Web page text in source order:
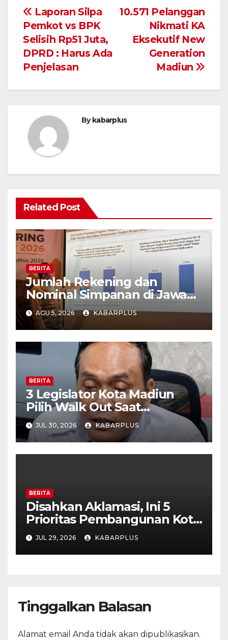
Navigasi
pos
10.571 Pelanggan
Nikmati KA
Eksekutif New
Generation
Madiun
Laporan Silpa
Pemkot vs BPK
Selisih Rp51 Juta,
DPRD : Harus Ada
Penjelasan
Bykabarplus
Related Post
BERITA
Jumlah Rekening dan
Nominal Simpanan di Jawa
Timur Meningkat 1,17% Year
on Year.
AGU 5, 2026 KABARPLUS
BERITA
3 Legislator Kota Madiun
Pilih Walk Out Saat
Paripurna
JUL 30, 2026 KABARPLUS
BERITA
Disahkan Aklamasi, Ini 5
Prioritas Pembangunan Kota
Madiun dalam KUA-PPAS
APBD 2027
JUL 29, 2026 KABARPLUS
Tinggalkan Balasan
Alamat email Anda tidak akan dipublikasikan.